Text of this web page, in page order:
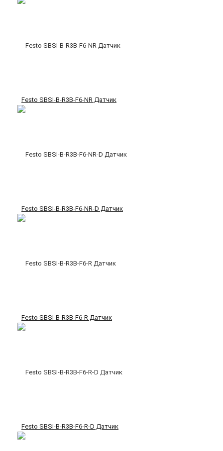
Festo SBSI-B-R3B-F6-NR Датчик
Festo SBSI-B-R3B-F6-NR-D Датчик
Festo SBSI-B-R3B-F6-R Датчик
Festo SBSI-B-R3B-F6-R-D Датчик